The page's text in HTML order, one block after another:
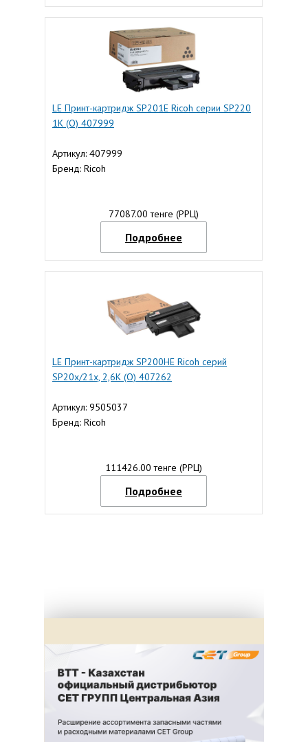
LE Принт-картридж SP201E Ricoh серии SP220
1К (О) 407999
Артикул: 407999
Бренд: Ricoh
77087.00 тенге (РРЦ)
Подробнее
LE Принт-картридж SP200HE Ricoh серий
SP20x/21x, 2,6К (O) 407262
Артикул: 9505037
Бренд: Ricoh
111426.00 тенге (РРЦ)
Подробнее